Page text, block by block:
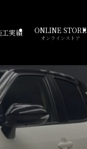
工実績 ONLINE STORE
オンラインストア